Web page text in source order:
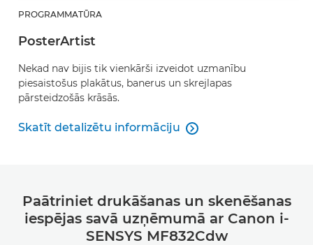
PROGRAMMATŪRA
PosterArtist
Nekad nav bijis tik vienkārši izveidot uzmanību
piesaistošus plakātus, banerus un skrejlapas
pārsteidzošās krāsās.
Skatīt detalizētu informāciju
PosterArtist

Paātriniet drukāšanas un skenēšanas
iespējas savā uzņēmumā ar Canon i-
SENSYS MF832Cdw